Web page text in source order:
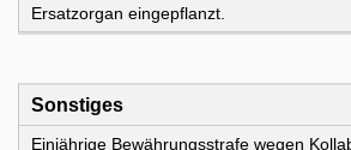
Ersatzorgan eingepflanzt.
Sonstiges
Einjährige Bewährungsstrafe wegen